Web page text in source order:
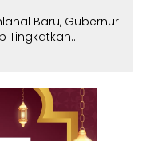
Baru, Gubernur
Tingkatkan